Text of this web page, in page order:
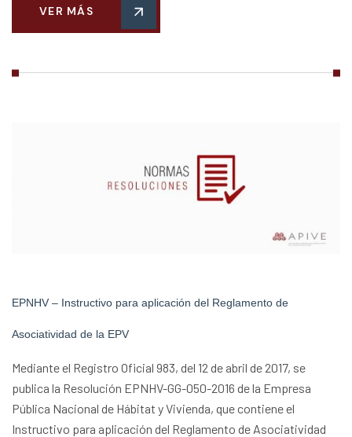
VER MÁS
EPNHV – Instructivo para aplicación del Reglamento de
Asociatividad de la EPV
Mediante el Registro Oficial 983, del 12 de abril de 2017, se
publica la Resolución EPNHV-GG-050-2016 de la Empresa
Pública Nacional de Hábitat y Vivienda, que contiene el
Instructivo para aplicación del Reglamento de Asociatividad